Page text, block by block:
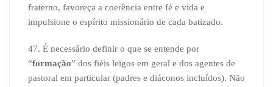
fraterno, favoreça a coerência entre fé e vida e
impulsione o espírito missionário de cada batizado.
47. É necessário definir o que se entende por
“formação” dos fiéis leigos em geral e dos agentes de
pastoral em particular (padres e diáconos incluídos). Não